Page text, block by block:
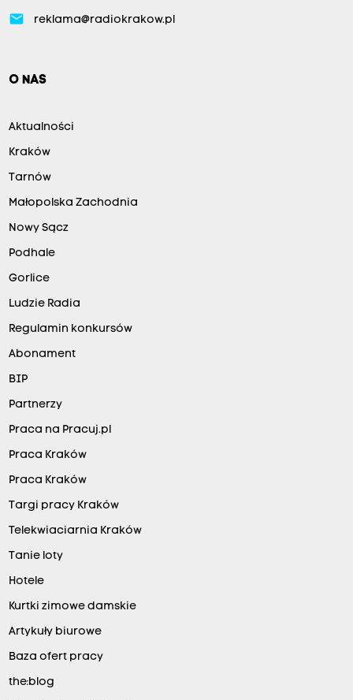
email reklama@radiokrakow.pl
O NAS
Aktualności
Kraków
Tarnów
Małopolska Zachodnia
Nowy Sącz
Podhale
Gorlice
Ludzie Radia
Regulamin konkursów
Abonament
BIP
Partnerzy
Praca na Pracuj.pl
Praca Kraków
Praca Kraków
Targi pracy Kraków
Telekwiaciarnia Kraków
Tanie loty
Hotele
Kurtki zimowe damskie
Artykuły biurowe
Baza ofert pracy
the:blog